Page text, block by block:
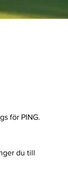
för PING.
du till